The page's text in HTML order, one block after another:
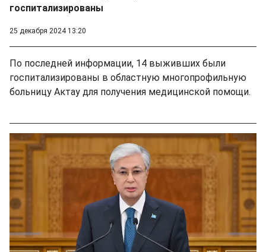
госпитализированы
25 декабря 2024 13:20
По последней информации, 14 выживших были
госпитализированы в областную многопрофильную
больницу Актау для получения медицинской помощи.